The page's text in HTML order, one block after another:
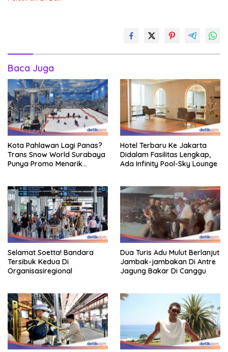
Baca Juga
Kota Pahlawan Lagi Panas?
Trans Snow World Surabaya
Punya Promo Menarik
Hotel Terbaru Ke Jakarta
Didalam Fasilitas Lengkap,
Ada Infinity Pool-Sky Lounge
Selamat Soetta! Bandara
Tersibuk Kedua Di
Organisasiregional
Dua Turis Adu Mulut Berlanjut
Jambak-jambakan Di Antre
Jagung Bakar Di Canggu